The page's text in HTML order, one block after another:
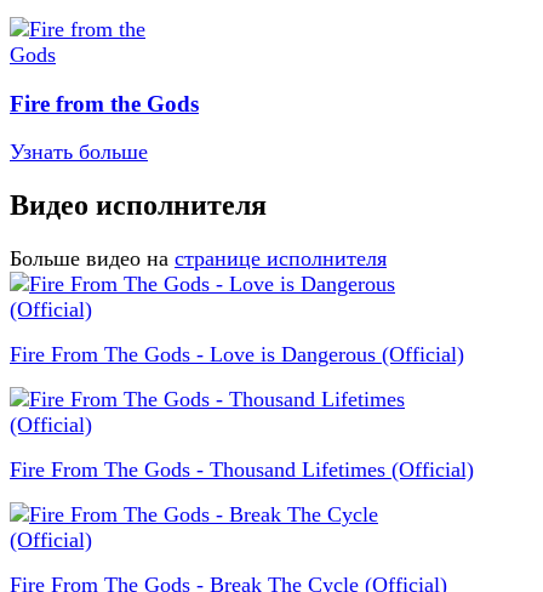
Fire from the Gods
Узнать больше
Видео исполнителя
Больше видео на странице исполнителя
Fire From The Gods - Love is Dangerous (Official)
Fire From The Gods - Thousand Lifetimes (Official)
Fire From The Gods - Break The Cycle (Official)